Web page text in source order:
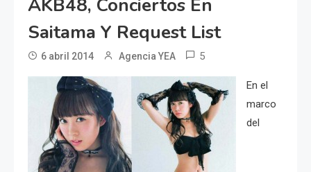
AKB48, Conciertos En
Saitama Y Request List
6 abril 2014 Agencia YEA 5
En el
marco
del